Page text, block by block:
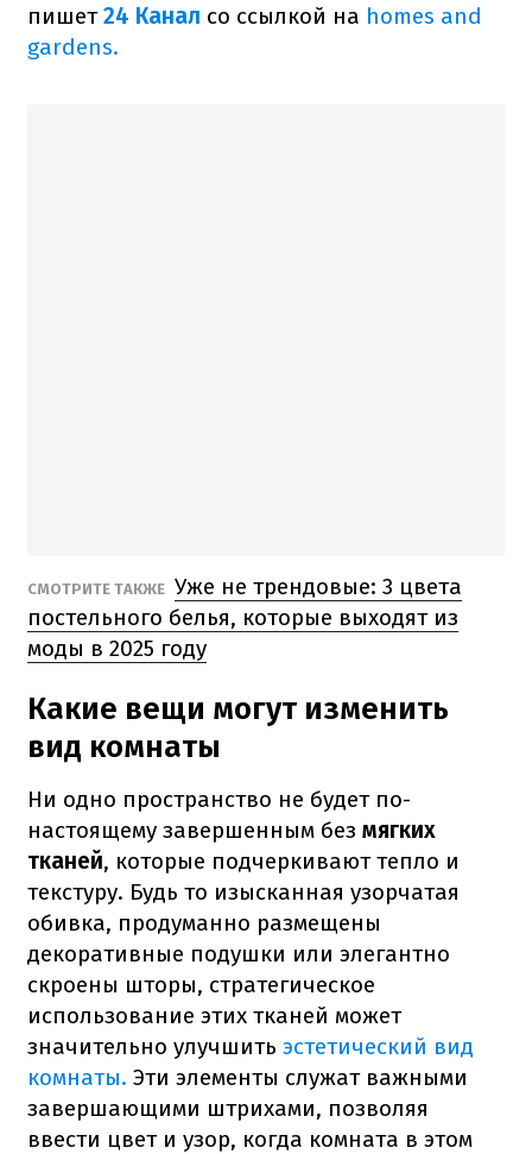
пишет24 Канал со ссылкой на homes and
gardens.
СМОТРИТЕ ТАКЖЕ Уже не трендовые: 3 цвета
постельного белья, которые выходят из
моды в 2025 году
Какие вещи могут изменить
вид комнаты
Ни одно пространство не будет по-
настоящему завершенным без мягких
тканей, которые подчеркивают тепло и
текстуру. Будь то изысканная узорчатая
обивка, продуманно размещены
декоративные подушки или элегантно
скроены шторы, стратегическое
использование этих тканей может
значительно улучшить эстетический вид
комнаты. Эти элементы служат важными
завершающими штрихами, позволяя
ввести цвет и узор, когда комната в этом